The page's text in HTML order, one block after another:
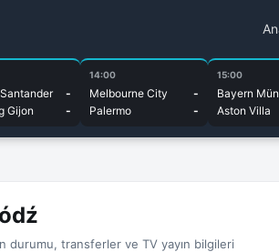
-
Gijon
-
14:00
Melbourne City
-
Palermo
-
15:00
Bayern
Aston Villa
durumu, transferler ve TV yayın bilgileri